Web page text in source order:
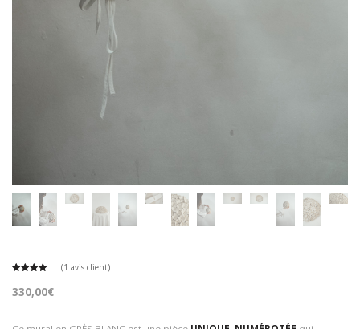
sur 5
basé sur
(1 avis client)
330,00€